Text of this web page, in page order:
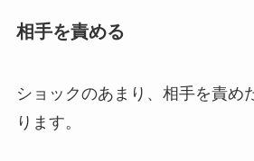
相手を責める
ショックのあまり、相手を責め
ります。